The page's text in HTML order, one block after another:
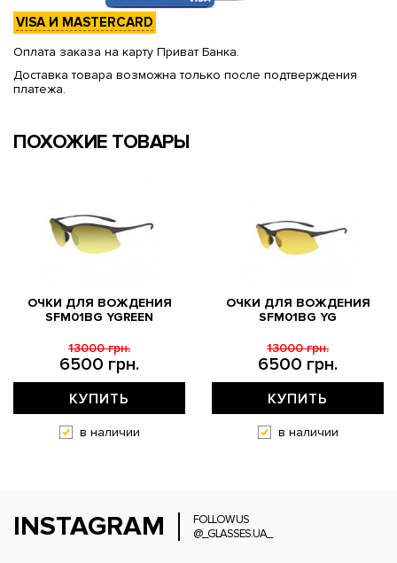
VISA И MASTERCARD
Оплата заказа на карту Приват Банка.
Доставка товара возможна только после подтверждения
платежа.
ПОХОЖИЕ ТОВАРЫ
ОЧКИ ДЛЯ ВОЖДЕНИЯ
SFM01BG YGREEN
6500 грн.
13000 грн.
КУПИТЬ
в наличии
ОЧКИ ДЛЯ ВОЖДЕНИЯ
SFM01BG YG
6500 грн.
13000 грн.
КУПИТЬ
в наличии
INSTAGRAM
FOLLOW US
@_GLASSES.UA_